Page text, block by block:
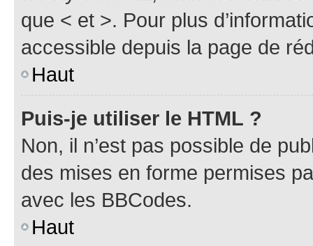
que < et >. Pour plus
accessible depuis la page de
Haut
Puis-je utiliser le HTML ?
Non, il n’est pas possible de
des mises en forme permises
avec les BBCodes.
Haut